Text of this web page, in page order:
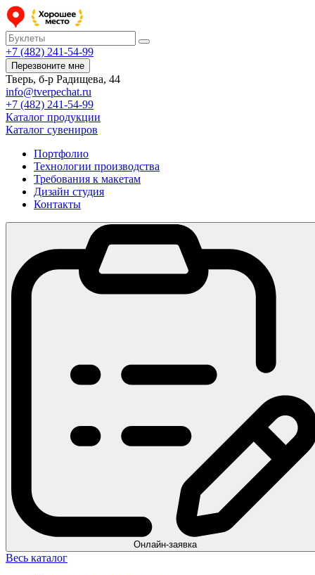
+7 (482) 241-54-99
Перезвоните мне
Тверь, б-р Радищева, 44
info@tverpechat.ru
+7 (482) 241-54-99
Каталог продукции
Каталог сувениров
Портфолио
Технологии производства
Требования к макетам
Дизайн студия
Контакты
Онлайн-заявка
Весь каталог